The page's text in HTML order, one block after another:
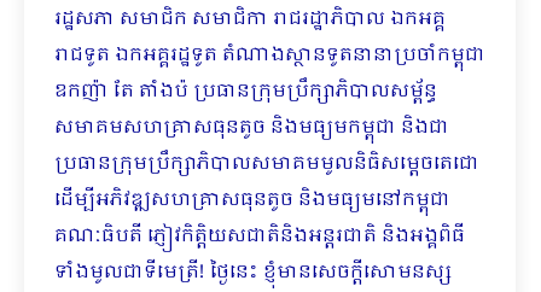
រដ្ឋសភា សមាជិក សមាជិកា រាជរដ្ឋាភិបាល ឯកអគ្គ
រាជទូត ឯកអគ្គរដ្ឋទូត តំណាងស្ថានទូតនានាប្រចាំកម្ពុជា
ឧកញ៉ា តែ តាំងប៉ ប្រធានក្រុមប្រឹក្សាភិបាលសម្ព័ន្ធ
សមាគមសហគ្រាសធុនតូច និងមធ្យមកម្ពុជា និងជា
ប្រធានក្រុមប្រឹក្សាភិបាលសមាគមមូលនិធិសម្តេចតេជោ
ដើម្បីអភិវឌ្ឍសហគ្រាសធុនតូច និងមធ្យមនៅកម្ពុជា
គណៈធិបតី ភ្ញៀវកិត្តិយសជាតិនិងអន្តរជាតិ និងអង្គពិធី
ទាំងមូលជាទីមេត្រី! ថ្ងៃនេះ ខ្ញុំមានសេចក្តីសោមនស្ស